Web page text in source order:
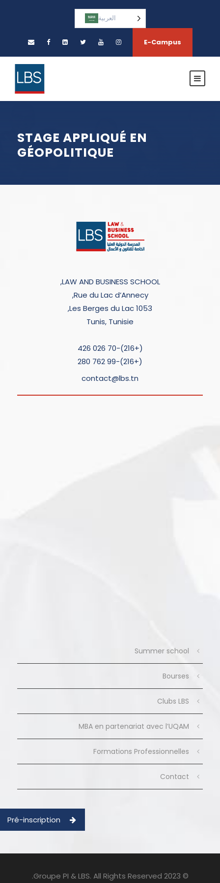
العربية‏
E-Campus
STAGE APPLIQUÉ EN
GÉOPOLITIQUE
LAW AND BUSINESS SCHOOL,
Rue du Lac d’Annecy,
Les Berges du Lac 1053,
Tunis, Tunisie
(+216)-70 026 426
(+216)-99 762 280
contact@lbs.tn
Summer school
Bourses
Clubs LBS
MBA en partenariat avec l’UQAM
Formations Professionnelles
Contact
© 2023 Groupe PI & LBS. All Rights Reserved.
Pré-inscription